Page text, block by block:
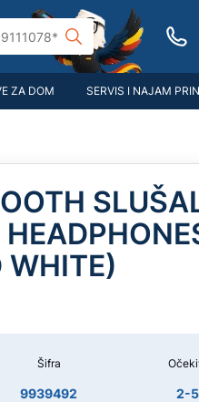
ZA DOM SERVIS I NAJAM
WHITE)
Šifra
9939492 2-